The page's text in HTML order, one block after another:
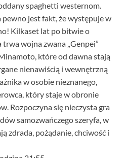
spaghetti westernom.
jest fakt, że występuje w
Kilkaset lat po bitwie o
wojna zwana „Genpei”
które od dawna stają
nienawiścią i wewnętrzną
w osobie nieznanego,
który staje w obronie
Rozpoczyna się nieczysta gra
samozwańczego szeryfa, w
zdrada, pożądanie, chciwość i